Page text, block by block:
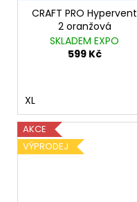
CRAFT PRO Hypervent
2 oranžová
SKLADEM EXPO
599 Kč
XL
AKCE
VÝPRODEJ